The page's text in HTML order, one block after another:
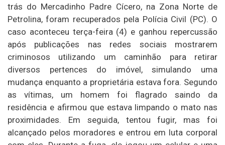
trás do Mercadinho Padre Cícero, na Zona Norte de
Petrolina, foram recuperados pela Polícia Civil (PC). O
caso aconteceu terça-feira (4) e ganhou repercussão
após publicações nas redes sociais mostrarem
criminosos utilizando um caminhão para retirar
diversos pertences do imóvel, simulando uma
mudança enquanto a proprietária estava fora. Segundo
as vítimas, um homem foi flagrado saindo da
residência e afirmou que estava limpando o mato nas
proximidades. Em seguida, tentou fugir, mas foi
alcançado pelos moradores e entrou em luta corporal